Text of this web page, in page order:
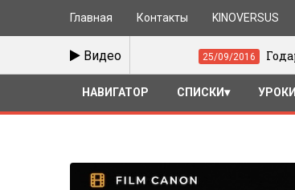
Главная Контакты KINOVERSUS
Видео Годар и Брессон
НАВИГАТОР СПИСКИ УРОКИ